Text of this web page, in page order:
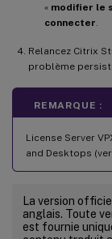
« modifier le
connecter
Relancez Citrix
problème
REMARQUE :
License Server
and Desktops
La version
anglais. Toute
est fournie